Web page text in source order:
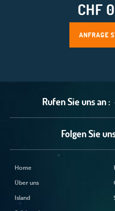
CHF
ANFRAGE
Rufen Sie uns an :
Folgen Sie
Home
Über uns
Island